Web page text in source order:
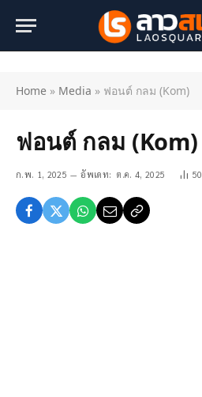
Home » Media » ฟอนต์ กลม (Kom)
ฟอนต์ กลม (Kom)
ก.พ. 1, 2025 อัพเดท: ต.ค. 4, 2025 50